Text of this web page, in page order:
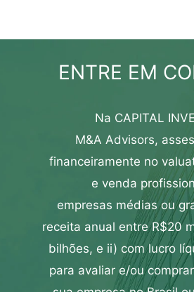
ENTRE EM
Na CAPITAL
M&A Advisors,
financeiramente no
e venda
empresas médias ou
receita anual entre R$20
bilhões, e ii) com lucro
para avaliar e/oucomprar